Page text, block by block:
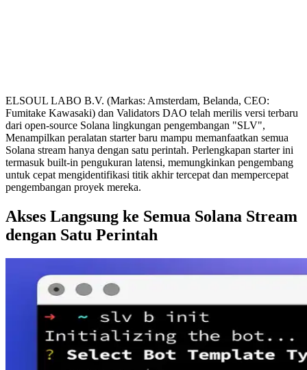
ELSOUL LABO B.V. (Markas: Amsterdam, Belanda, CEO:
Fumitake Kawasaki) dan Validators DAO telah merilis versi terbaru
dari open-source Solana lingkungan pengembangan "SLV",
Menampilkan peralatan starter baru mampu memanfaatkan semua
Solana stream hanya dengan satu perintah. Perlengkapan starter ini
termasuk built-in pengukuran latensi, memungkinkan pengembang
untuk cepat mengidentifikasi titik akhir tercepat dan mempercepat
pengembangan proyek mereka.
Akses Langsung ke Semua Solana Stream
dengan Satu Perintah